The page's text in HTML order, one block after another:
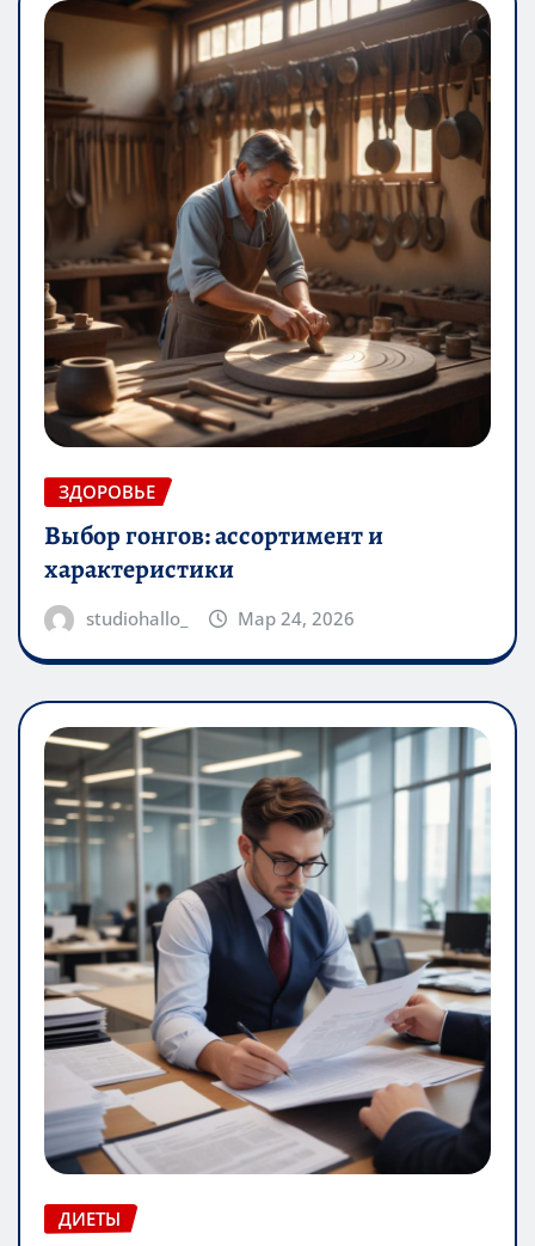
ЗДОРОВЬЕ
Выбор гонгов: ассортимент и
характеристики
studiohallo_ Мар 24, 2026
ДИЕТЫ